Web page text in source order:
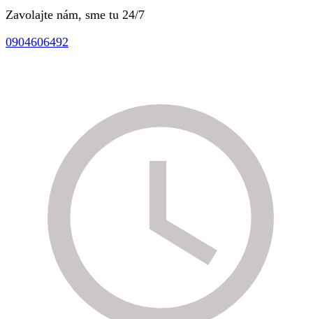
Zavolajte nám, sme tu 24/7
0904606492